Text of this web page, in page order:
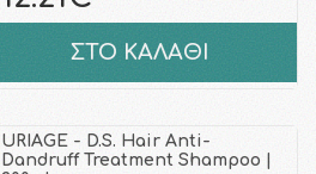
ΣΤΟ ΚΑΛΑΘΙ
URIAGE - D.S. Hair Anti-
Dandruff Treatment Shampoo |